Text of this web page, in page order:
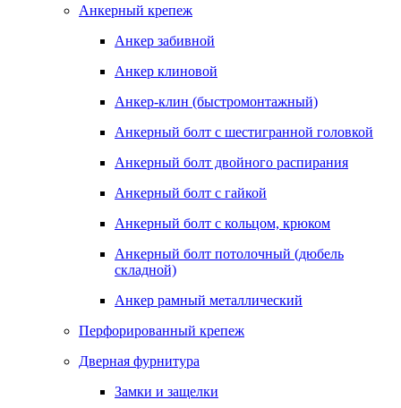
Анкерный крепеж
Анкер забивной
Анкер клиновой
Анкер-клин (быстромонтажный)
Анкерный болт с шестигранной головкой
Анкерный болт двойного распирания
Анкерный болт с гайкой
Анкерный болт с кольцом, крюком
Анкерный болт потолочный (дюбель
складной)
Анкер рамный металлический
Перфорированный крепеж
Дверная фурнитура
Замки и защелки